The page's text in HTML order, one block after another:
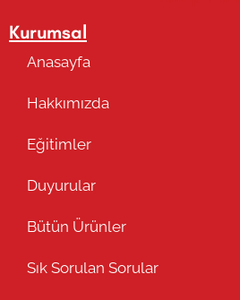
Kurumsal
Anasayfa
Hakkımızda
Eğitimler
Duyurular
Bütün Ürünler
Sık Sorulan Sorular